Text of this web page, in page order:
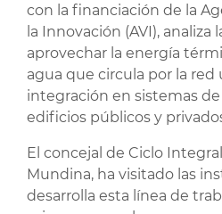
con la financiación de la
la Innovación (AVI), analiza
aprovechar la energía
agua que circula por la red
integración en sistemas
edificios públicos y
El concejal de Ciclo
Mundina, ha visitado las
desarrolla esta línea de